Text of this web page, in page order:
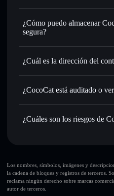
tu precio objetivo para
Utilizar DCA
lo largo del tiempo
Enviar de forma privada
:
públicamente las carteras
integrado de Solflare
Hacer un seguimiento en
COCOC
Holdear de forma segura :
CocoCat
¿Cómo puedo almacenar
segura?
agregador de
¿Cuál es la dirección del
¿CocoCat está auditado o
CocoCat no está verificado
¿Cuáles son los riesgos de
sola cartera
CocoCat
Los nombres, símbolos, imágenes y
la cadena de bloques y registros de terceros.
reclama ningún derecho sobre marcas
autor de terceros.